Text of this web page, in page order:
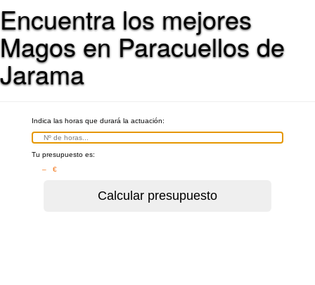
Encuentra los mejores
Magos en Paracuellos de
Jarama
Indica las horas que durará la actuación:
Tu presupuesto es:
– €